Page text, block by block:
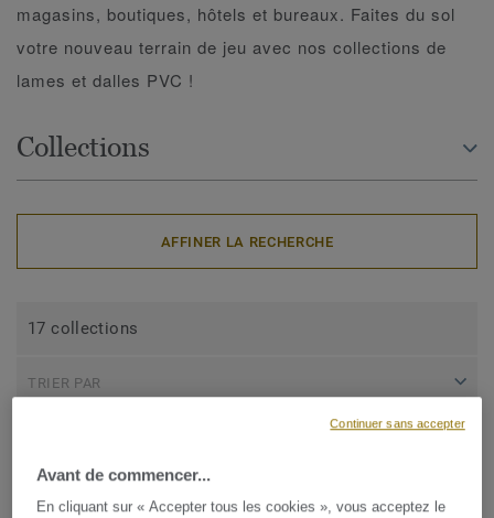
magasins, boutiques, hôtels et bureaux. Faites du sol
votre nouveau terrain de jeu avec nos collections de
lames et dalles PVC !
Collections
AFFINER LA RECHERCHE
17 collections
TRIER PAR
Avant de commencer...
En cliquant sur « Accepter tous les cookies », vous acceptez le
Continuer sans accepter